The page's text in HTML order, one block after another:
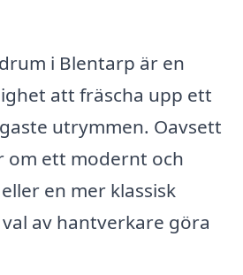
i Blentarp är en
att fräscha upp ett
utrymmen. Oavsett
om ett modernt och
en mer klassisk
av hantverkare göra